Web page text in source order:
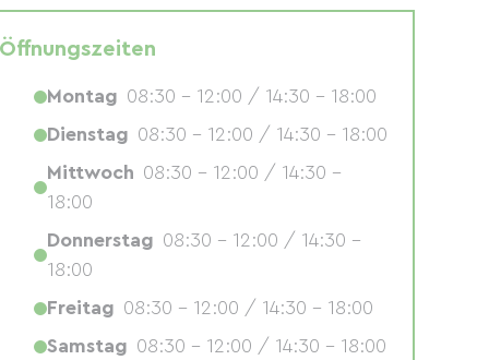
Öffnungszeiten
Montag 08:30 - 12:00 / 14:30 - 18:00
Dienstag 08:30 - 12:00 / 14:30 - 18:00
Mittwoch 08:30 - 12:00 / 14:30 -
18:00
Donnerstag 08:30 - 12:00 / 14:30 -
18:00
Freitag 08:30 - 12:00 / 14:30 - 18:00
Samstag 08:30 - 12:00 / 14:30 - 18:00